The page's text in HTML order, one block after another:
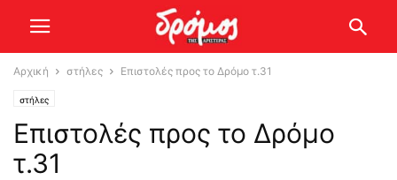
Αρχική στήλες Επιστολές προς το Δρόμο τ.31
στήλες
Επιστολές προς το Δρόμο
τ.31